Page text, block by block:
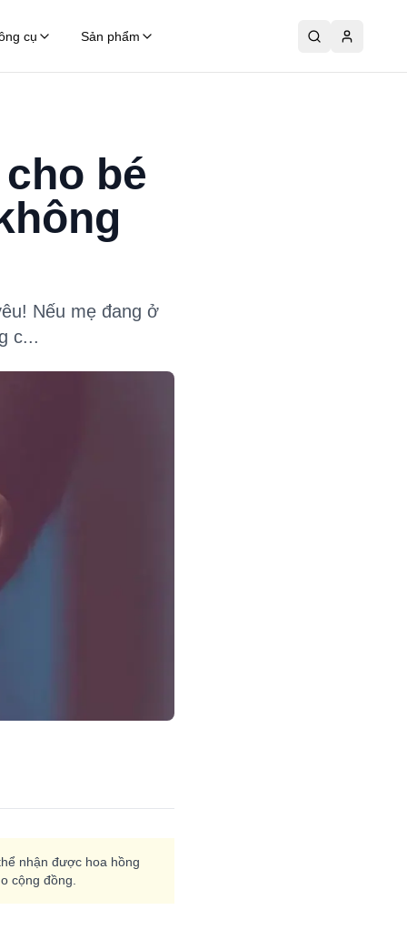
cụ Sản phẩm
bé
Nếu mẹ đang ở
c...
nhận được hoa hồng
cộng đồng.